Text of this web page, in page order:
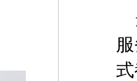
区民权路28号英利国际金融中
尔图区会战大街腕表时光售后服